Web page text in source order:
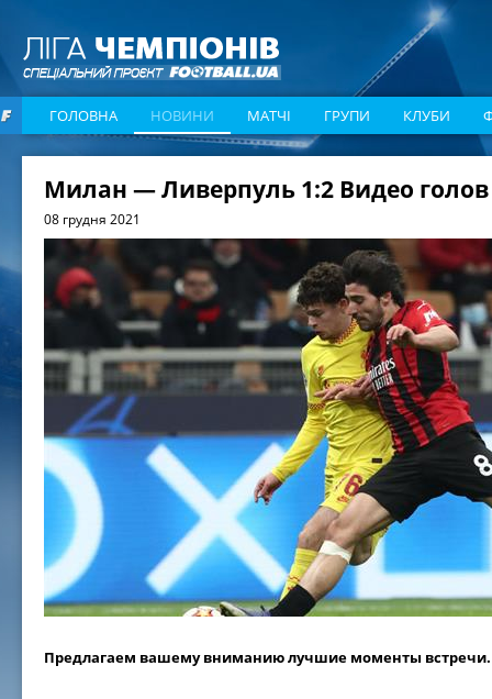
ГОЛОВНА НОВИНИ МАТЧІ ГРУПИ КЛУБИ
Милан — Ливерпуль 1:2 Видео
08 грудня 2021
Предлагаем вашему вниманию лучшие моменты встречи.